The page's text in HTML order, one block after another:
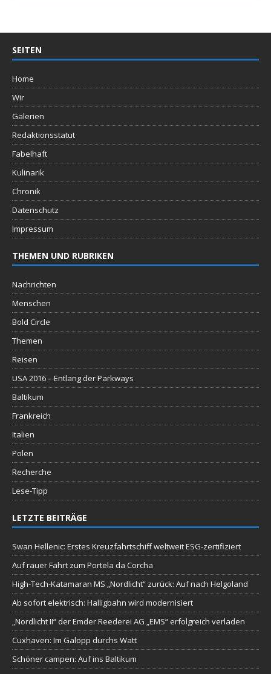
SEITEN
Home
Wir
Galerien
Redaktionsstatut
Fabelhaft
Kulinarik
Chronik
Datenschutz
Impressum
THEMEN UND RUBRIKEN
Nachrichten
Menschen
Bold Circle
Themen
Reisen
USA 2016 – Entlang der Parkways
Baltikum
Frankreich
Italien
Polen
Recherche
Lese-Tipp
LETZTE BEITRÄGE
Swan Hellenic: Erstes Kreuzfahrtschiff weltweit ESG-zertifiziert
Auf rauer Fahrt zum Portela da Corcha
High-Tech-Katamaran MS „Nordlicht“ zurück: Auf nach Helgoland
Ab sofort elektrisch: Halligbahn wird modernisiert
„Nordlicht II“ der Emder Reederei AG „EMS“ erfolgreich verladen
Cuxhaven: Im Galopp durchs Watt
Schöner campen: Auf ins Baltikum